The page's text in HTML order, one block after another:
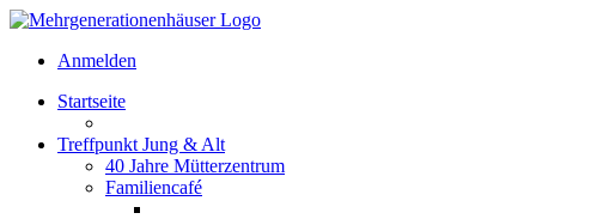
Anmelden
Startseite
Treffpunkt Jung & Alt
40 Jahre Mütterzentrum
Familiencafé